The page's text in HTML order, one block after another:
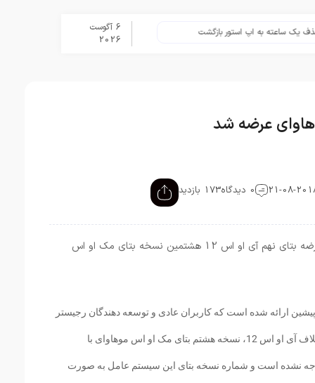
ساعته به اپ استور بازگشت
6 آگوست
2026
عرضه شد
0 دیدگاه 173 بازدید
شرکت اپل از چند ساعت پیش و هم‌زمان با عرضه بتای نهم آی او اس 12 هشتمین نسخه بتای مک او اس
ارائه شده است که کاربران عادی و توسعه دهندگان رجیستر
شده می‌توانند به آن دسترسی داشته باشند. برخلاف آی او اس 12، نسخه هشتم بتای مک او اس موهاوای با
نشده است و شماره نسخه بتای این سیستم عامل به صورت